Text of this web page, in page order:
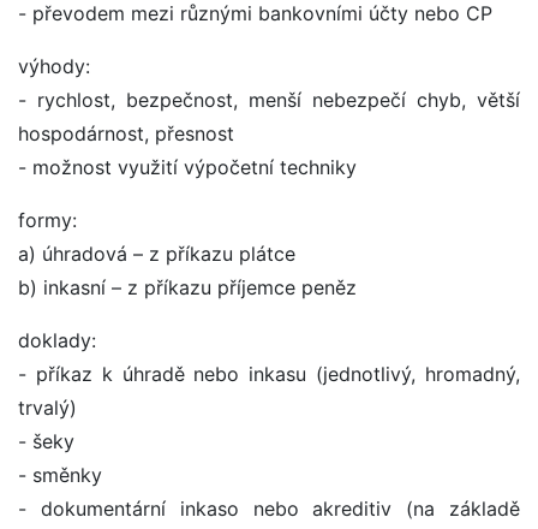
- převodem mezi různými bankovními účty nebo CP
výhody:
- rychlost, bezpečnost, menší nebezpečí chyb, větší
hospodárnost, přesnost
- možnost využití výpočetní techniky
formy:
a) úhradová – z příkazu plátce
b) inkasní – z příkazu příjemce peněz
doklady:
- příkaz k úhradě nebo inkasu (jednotlivý, hromadný,
trvalý)
- šeky
- směnky
- dokumentární inkaso nebo akreditiv (na základě